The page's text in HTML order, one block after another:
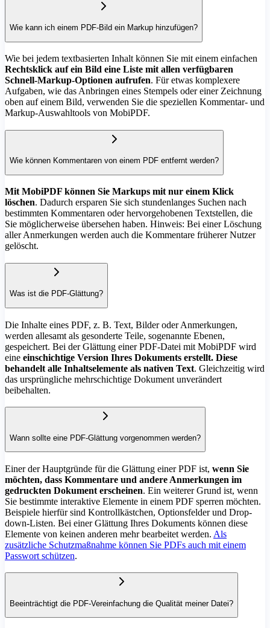
Wie kann ich einem PDF-Bild ein Markup hinzufügen?
Wie bei jedem textbasierten Inhalt können Sie mit einem einfachen
Rechtsklick auf ein Bild eine Liste mit allen verfügbaren
Schnell-Markup-Optionen aufrufen. Für etwas komplexere
Aufgaben, wie das Anbringen eines Stempels oder einer Zeichnung
oben auf einem Bild, verwenden Sie die speziellen Kommentar- und
Markup-Auswahltools von MobiPDF.
Wie können Kommentaren von einem PDF entfernt werden?
Mit MobiPDF können Sie Markups mit nur einem Klick
löschen. Dadurch ersparen Sie sich stundenlanges Suchen nach
bestimmten Kommentaren oder hervorgehobenen Textstellen, die
Sie möglicherweise übersehen haben. Hinweis: Bei einer Löschung
aller Anmerkungen werden auch die Kommentare früherer Nutzer
gelöscht.
Was ist die PDF-Glättung?
Die Inhalte eines PDF, z. B. Text, Bilder oder Anmerkungen,
werden allesamt als gesonderte Teile, sogenannte Ebenen,
gespeichert. Bei der Glättung einer PDF-Datei mit MobiPDF wird
eine einschichtige Version Ihres Dokuments erstellt. Diese
behandelt alle Inhaltselemente als nativen Text. Gleichzeitig wird
das ursprüngliche mehrschichtige Dokument unverändert
beibehalten.
Wann sollte eine PDF-Glättung vorgenommen werden?
Einer der Hauptgründe für die Glättung einer PDF ist, wenn Sie
möchten, dass Kommentare und andere Anmerkungen im
gedruckten Dokument erscheinen. Ein weiterer Grund ist, wenn
Sie bestimmte interaktive Elemente in einem PDF sperren möchten.
Beispiele hierfür sind Kontrollkästchen, Optionsfelder und Drop-
down-Listen. Bei einer Glättung Ihres Dokuments können diese
Elemente von keinen anderen mehr bearbeitet werden. Als
zusätzliche Schutzmaßnahme können Sie PDFs auch mit einem
Passwort schützen.
Beeinträchtigt die PDF-Vereinfachung die Qualität meiner Datei?